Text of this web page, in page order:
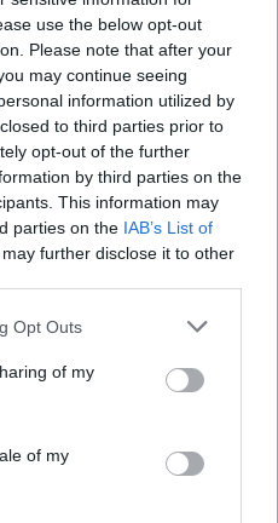
use the below opt-out
Please note that after your
may continue seeing
information utilized by
to third parties prior to
opt-out of the further
by third parties on the
This information may
parties on the IAB’s List of
further disclose it to other
Opt Outs
of my
of my
Pensioni nuk është vetëm
çlirim nga puna: çfarë
ndryshon vërtet në jetën
e përditshme